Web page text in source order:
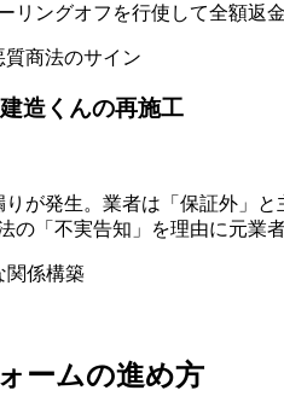
ングオフを行使して全額返
商法のサイン
造くんの再施工
が発生。業者は「保証外」
の「不実告知」を理由に元業
関係構築
ームの進め方